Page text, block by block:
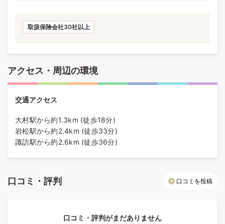
取扱保険会社30社以上
アクセス・周辺の環境
交通アクセス
大村駅から約1.3km (徒歩18分)
岩松駅から約2.4km (徒歩33分)
諏訪駅から約2.6km (徒歩36分)
口コミ・評判 口コミを投稿
口コミ・評判がまだありません